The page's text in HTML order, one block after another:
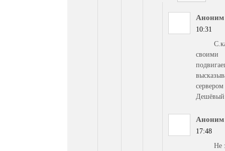
Аноним
10:31
своими
Дешёвый
Аноним
17:48
Не